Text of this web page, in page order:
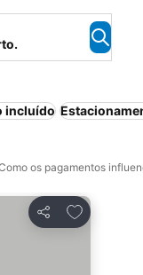
incluído
os pagamentos
Partilhar
Adicionar